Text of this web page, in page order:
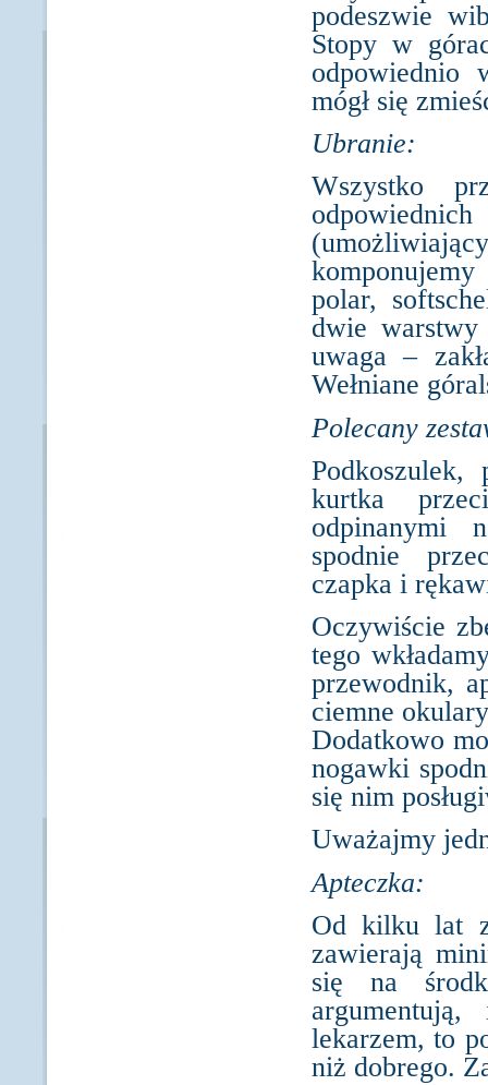
podeszwie
Stopy w
odpowiednio
mógł się
Ubranie:
Wszystko
polar,
dwie
uwaga –
Wełniane
Polecany
kurtka
odpinanymi
spodnie
czapka i
Oczywiście
tego
przewodnik,
ciemne
Dodatkowo
nogawki
się nim
Uważajmy
Apteczka:
Od kilku lat
zawierają
się na
lekarzem, to
niż dobrego.